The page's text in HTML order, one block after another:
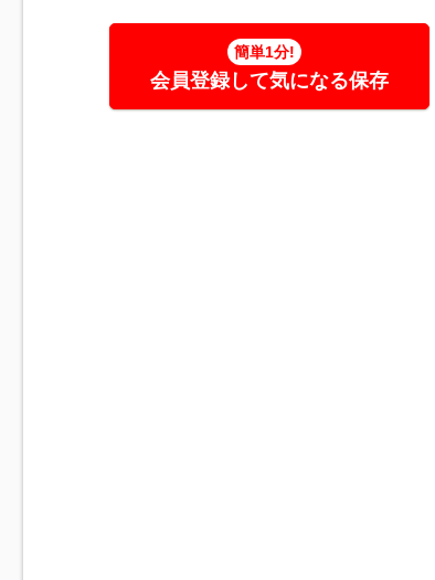
簡単1分!
会員登録して気になる保存